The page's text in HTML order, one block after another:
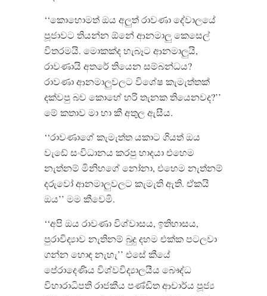
‘‘කොහොමත් ඔය අලුත් රාවණා දේවාලයේ
පූජාවට තියන්න ඕනේ ආනමාලු කෙසෙල්
විතරමයි. මොකක්ද හැබෑට ආනමාලුයි,
රාවණායි අතරේ තියෙන සම්බන්ධය?
රාවණා ආනමාලුවලට විශේෂ කැමැත්තක්
දක්වපු බව කොහේ හරි තැනක තියෙනවද?’’
මේ කතාව මා හා කී අතුල ඇසීය.
‘‘රාවණාගේ කැමැත්ත යකාට ගියත් ඔය
වැඩේ සංවිධානය කරපු හාදයා එහෙම
නැත්නම් මිනිහගේ නෝනා, එහෙම නැත්නම්
දරුවෝ ආනමාලුවලට කැමැති ඇති. ඒකයි
ඔය’’ මම කීවෙමි.
‘‘අපි ඔය රාවණා විශ්වාසය, ඉතිහාසය,
පුරාවිද්‍යාව නැතිනම් බුදු දහම එක්ක පටලවා
ගන්න හොඳ නැහැ’’ එසේ කීයේ
පේරාදෙණිය විශ්වවිද්‍යාලයීය බෞද්ධ
විහාරාධිපති රාජකීය පණ්ඩිත ආචාර්ය පූජ්‍ය